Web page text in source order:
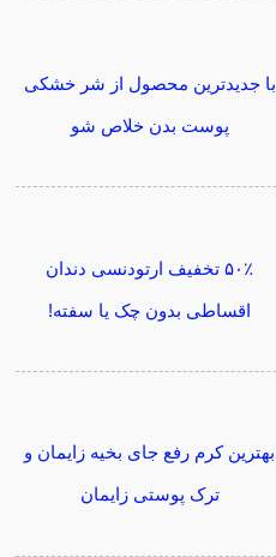
با جدیدترین محصول از شر خشکی
پوست بدن خلاص شو
۵۰٪ تخفیف ارتودنسی دندان
اقساطی بدون چک یا سفته!
بهترین کرم رفع جای بخیه زایمان و
ترک پوستی زایمان